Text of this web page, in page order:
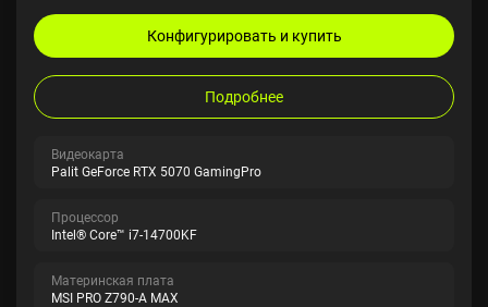
Конфигурировать и купить
Подробнее
Видеокарта
Palit GeForce RTX 5070 GamingPro
Процессор
Intel® Core™ i7-14700KF
Материнская плата
MSI PRO Z790-A MAX